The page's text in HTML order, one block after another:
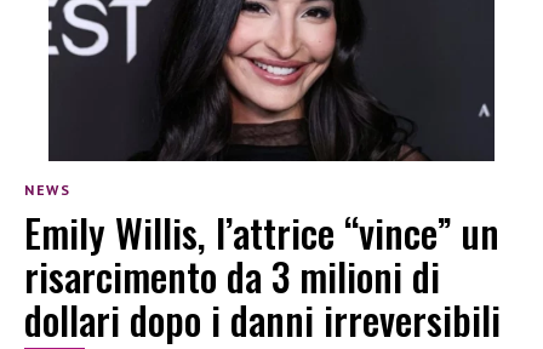
NEWS
Emily Willis, l’attrice “vince” un
risarcimento da 3 milioni di
dollari dopo i danni irreversibili